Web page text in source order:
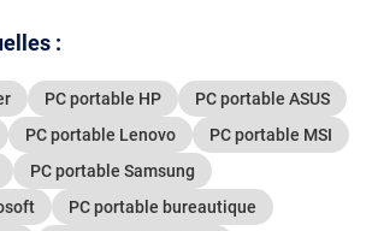
:
PC portable HP
PC portable ASUS
PC portable Lenovo
PC portable MSI
PC portable Samsung
PC portable bureautique